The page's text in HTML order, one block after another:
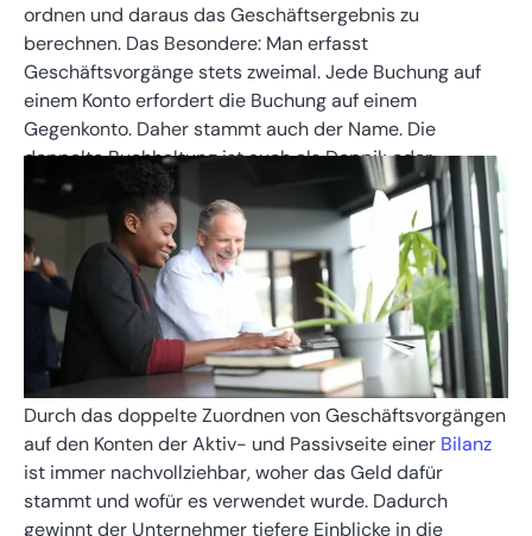
ordnen und daraus das Geschäftsergebnis zu
berechnen. Das Besondere: Man erfasst
Geschäftsvorgänge stets zweimal. Jede Buchung auf
einem Konto erfordert die Buchung auf einem
Gegenkonto. Daher stammt auch der Name. Die
doppelte Buchhaltung ist auch als Doppik oder
doppische Buchführung bekannt.
Durch das doppelte Zuordnen von Geschäftsvorgängen
auf den Konten der Aktiv- und Passivseite einer Bilanz
ist immer nachvollziehbar, woher das Geld dafür
stammt und wofür es verwendet wurde. Dadurch
gewinnt der Unternehmer tiefere Einblicke in die